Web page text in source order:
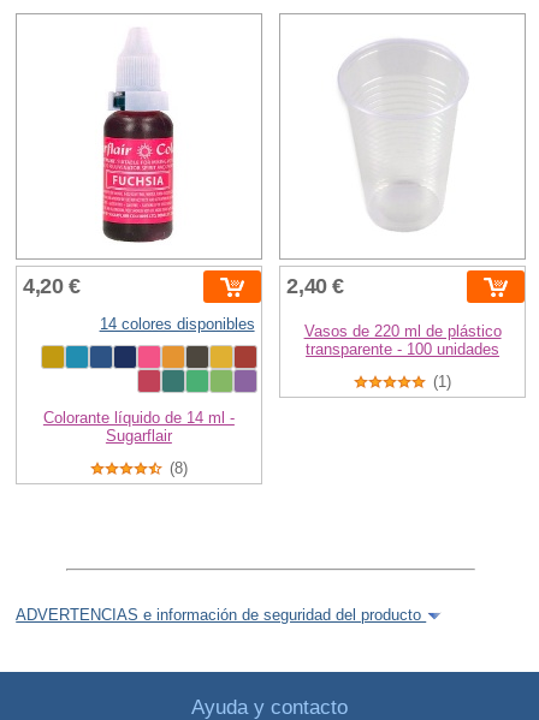
4,20 €
14 colores disponibles
Colorante líquido de 14 ml -
Sugarflair
(8)
2,40 €
Vasos de 220 ml de plástico
transparente - 100 unidades
(1)
ADVERTENCIAS e información de seguridad del producto
Ayuda y contacto